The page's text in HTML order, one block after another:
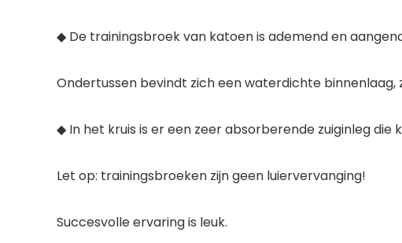
◆ De trainingsbroek van katoen is ademend en
Ondertussen bevindt zich een waterdichte
◆ In het kruis is er een zeer absorberende zuiginleg
Let op: trainingsbroeken zijn geen luiervervanging!
Succesvolle ervaring is leuk.